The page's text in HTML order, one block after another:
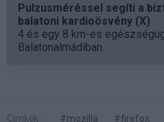
Pulzusméréssel segíti a
balatoni kardioösvény (X)
4 és egy 8 km-es
Balatonalmádiban.
Címkék: #mozilla #firefox